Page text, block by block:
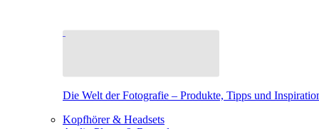
Die Welt der Fotografie – Produkte, Tipps und
Kopfhörer & Headsets